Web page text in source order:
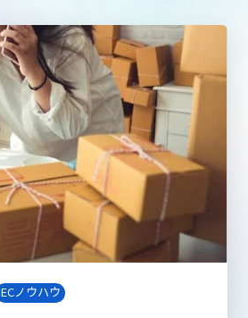
ECノウハウ